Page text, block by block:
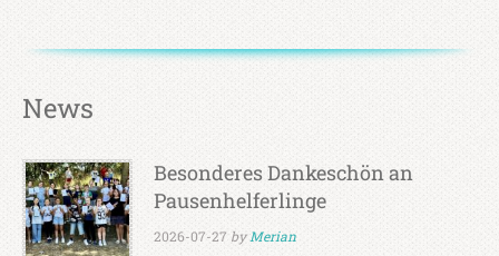
News
Besonderes Dankeschön an
Pausenhelferlinge
2026-07-27 byMerian